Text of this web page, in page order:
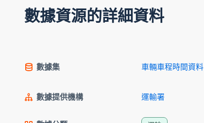
數據資源的詳細資料
數據集 車輛車程時間資料
數據提供機構 運輸署